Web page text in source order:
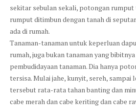
sekitar sebulan sekali, potongan rumput
rumput ditimbun dengan tanah di
ada di rumah.
Tanaman-tanaman untuk keperluan
rumah, juga bukan tanaman yang
pembudidayaan tanaman. Dia hanya
tersisa. Mulai jahe, kunyit, sereh, sampai
tersebut rata-rata tahan banting dan
cabe merah dan cabe keriting dan cabe